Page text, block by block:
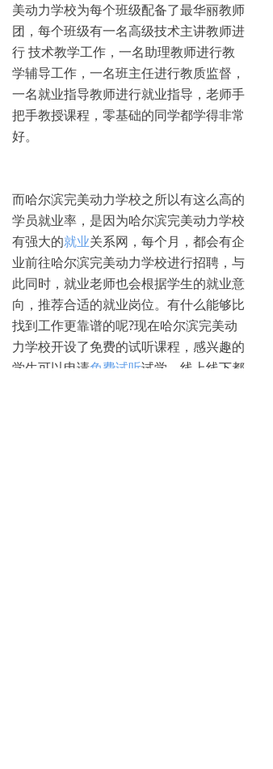
美动力学校为每个班级配备了最华丽教师
团，每个班级有一名高级技术主讲教师进
行 技术教学工作，一名助理教师进行教
学辅导工作，一名班主任进行教质监督，
一名就业指导教师进行就业指导，老师手
把手教授课程，零基础的同学都学得非常
好。
而哈尔滨完美动力学校之所以有这么高的
学员就业率，是因为哈尔滨完美动力学校
有强大的就业关系网，每个月，都会有企
业前往哈尔滨完美动力学校进行招聘，与
此同时，就业老师也会根据学生的就业意
向，推荐合适的就业岗位。有什么能够比
找到工作更靠谱的呢?现在哈尔滨完美动
力学校开设了免费的试听课程，感兴趣的
学生可以申请免费试听试学，线上线下都